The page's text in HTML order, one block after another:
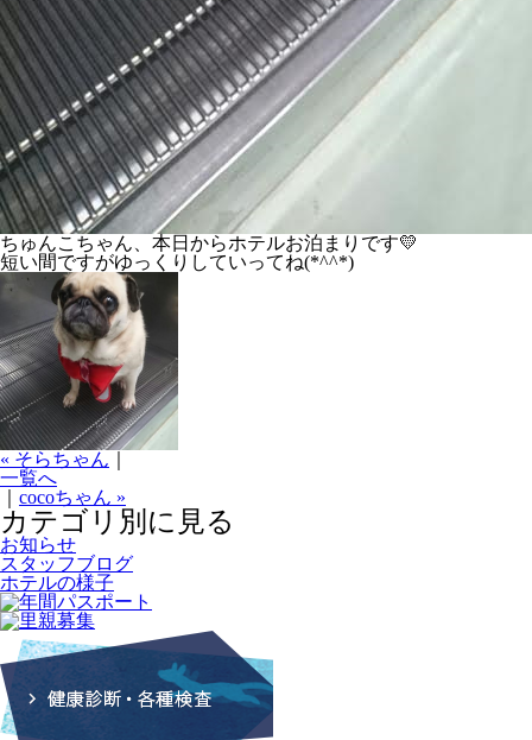
ちゅんこちゃん、本日からホテルお泊まりです💛
短い間ですがゆっくりしていってね(*^^*)
« そらちゃん
一覧へ
cocoちゃん »
カテゴリ別に見る
お知らせ
スタッフブログ
ホテルの様子